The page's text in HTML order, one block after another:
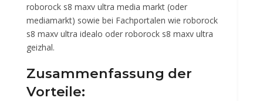
roborock s8 maxv ultra media markt (oder
mediamarkt) sowie bei Fachportalen wie roborock
s8 maxv ultra idealo oder roborock s8 maxv ultra
geizhal.
Zusammenfassung der
Vorteile: